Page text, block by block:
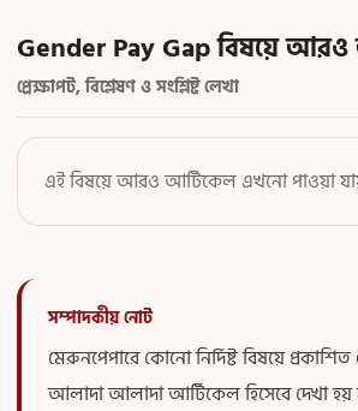
Gender Pay Gap বিষয়ে আরও
প্রেক্ষাপট, বিশ্লেষণ ও সংশ্লিষ্ট লেখা
এই বিষয়ে আরও আর্টিকেল এখনো পাওয়া
সম্পাদকীয় নোট
মেরুনপেপারে কোনো নির্দিষ্ট বিষয়ে
আলাদা আলাদা আর্টিকেল হিসেবে দেখা হয়